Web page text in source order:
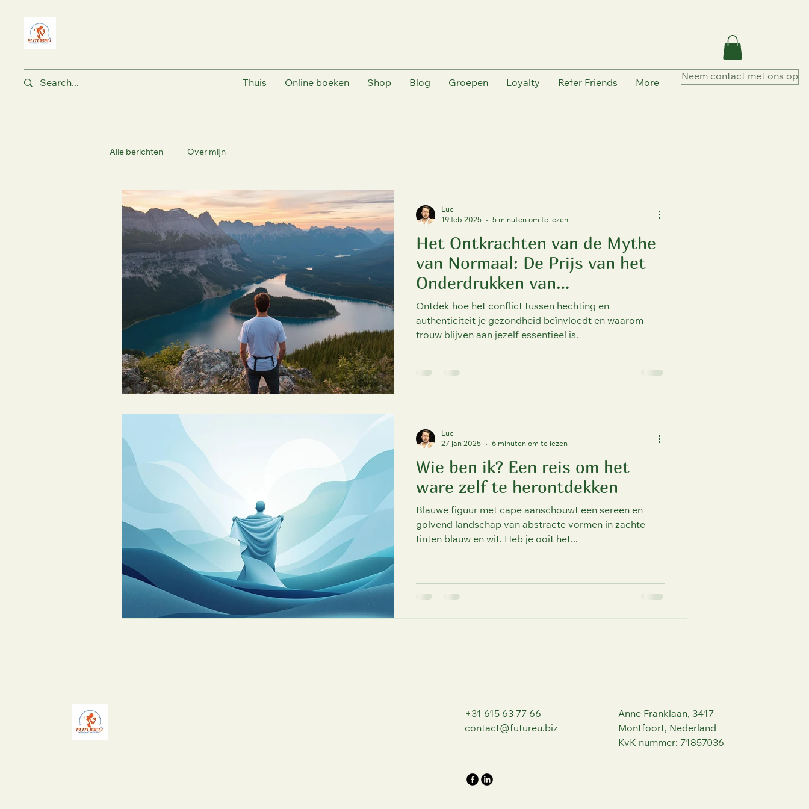
Thuis Online boeken Shop Blog Groepen Loyalty Refer Friends More
Neem contact met ons op
Alle berichten Over mijn
Het Ontkrachten van de Mythe
van Normaal: De Prijs van het
Onderdrukken van
Authenticiteit
Ontdek hoe het conflict tussen hechting en
authenticiteit je gezondheid beïnvloedt en waarom
trouw blijven aan jezelf essentieel is.
Luc
19 feb 2025
5 minuten om te lezen
Wie ben ik? Een reis om het
ware zelf te herontdekken
Blauwe figuur met cape aanschouwt een sereen en
golvend landschap van abstracte vormen in zachte
tinten blauw en wit. Heb je ooit het...
Luc
27 jan 2025
6 minuten om te lezen
+31 615 63 77 66
contact@futureu.biz
Anne Franklaan, 3417
Montfoort, Nederland
KvK-nummer: 71857036